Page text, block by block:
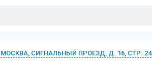
МОСКВА, СИГНАЛЬНЫЙ ПРОЕЗД, Д. 16, СТР. 24